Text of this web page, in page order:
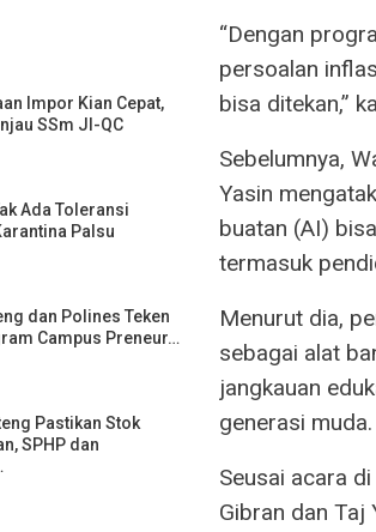
Impor Kian Cepat,
SSm JI-QC
Ada Toleransi
Palsu
dan Polines Teken
Campus Preneur…
Pastikan Stok
SPHP dan
“Dengan
persoalan
bisa ditekan,”
Sebelumnya,
Yasin
buatan (AI)
termasuk
Menurut dia,
sebagai alat
jangkauan
generasi muda.
Seusai acara
Gibran dan Taj